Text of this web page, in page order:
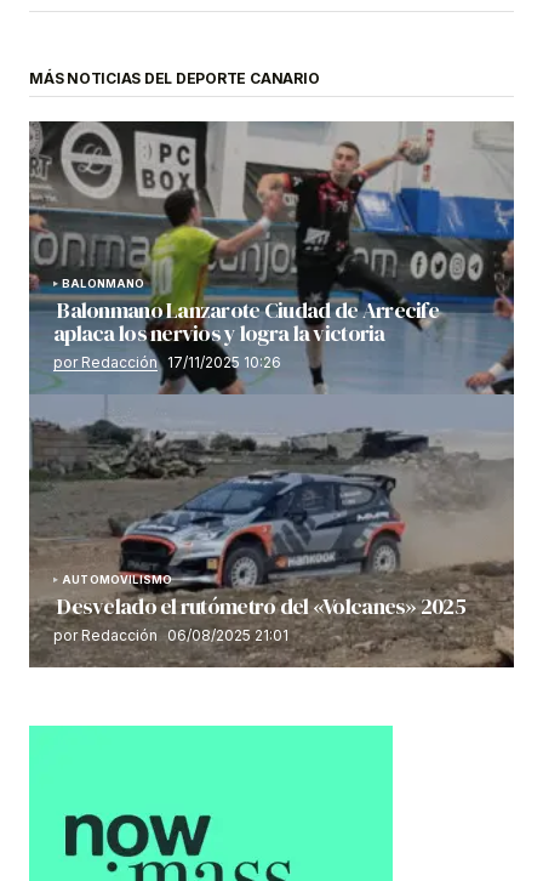
MÁS NOTICIAS DEL DEPORTE CANARIO
BALONMANO
Balonmano Lanzarote Ciudad de Arrecife
aplaca los nervios y logra la victoria
por Redacción 17/11/2025 10:26
AUTOMOVILISMO
Desvelado el rutómetro del «Volcanes» 2025
por Redacción 06/08/2025 21:01